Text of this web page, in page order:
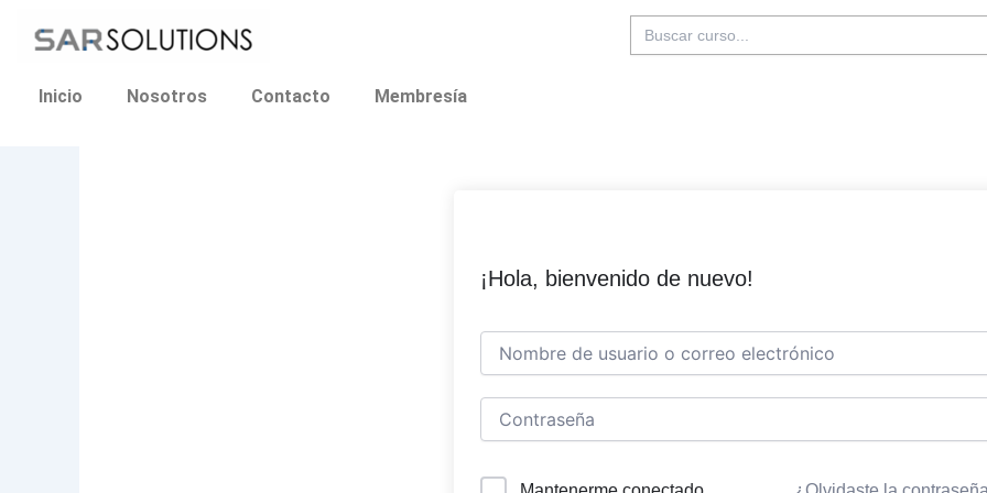
Buscar:
Inicio Nosotros Contacto Membresía
¡Hola, bienvenido de nuevo!